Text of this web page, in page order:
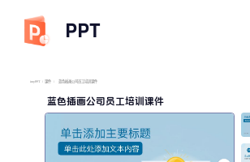
PPT
imyPPT / 课件 / 蓝色插画公司员工培训课件
蓝色插画公司员工培训课件